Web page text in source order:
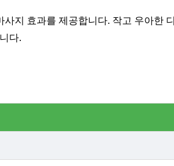
지 효과를 제공합니다. 작고 우아한 디
다.